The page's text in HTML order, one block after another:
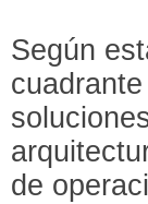
Según
de